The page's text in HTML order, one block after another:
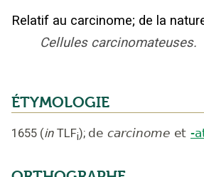
Relatif au carcinome; de la
Cellules carcinomateuses.
ÉTYMOLOGIE
1655 (in TLFi); de carcinome et -